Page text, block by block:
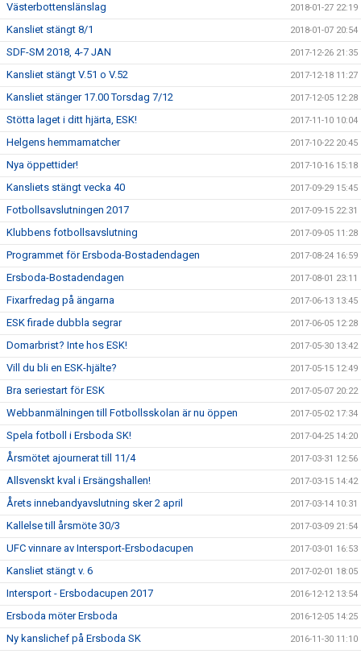
Västerbottenslänslag 2018-01-27 22:19
Kansliet stängt 8/1 2018-01-07 20:54
SDF-SM 2018, 4-7 JAN 2017-12-26 21:35
Kansliet stängt V.51 o V.52 2017-12-18 11:27
Kansliet stänger 17.00 Torsdag 7/12 2017-12-05 12:28
Stötta laget i ditt hjärta, ESK! 2017-11-10 10:04
Helgens hemmamatcher 2017-10-22 20:45
Nya öppettider! 2017-10-16 15:18
Kansliets stängt vecka 40 2017-09-29 15:45
Fotbollsavslutningen 2017 2017-09-15 22:31
Klubbens fotbollsavslutning 2017-09-05 11:28
Programmet för Ersboda-Bostadendagen 2017-08-24 16:59
Ersboda-Bostadendagen 2017-08-01 23:11
Fixarfredag på ängarna 2017-06-13 13:45
ESK firade dubbla segrar 2017-06-05 12:28
Domarbrist? Inte hos ESK! 2017-05-30 13:42
Vill du bli en ESK-hjälte? 2017-05-15 12:49
Bra seriestart för ESK 2017-05-07 20:22
Webbanmälningen till Fotbollsskolan är nu öppen 2017-05-02 17:34
Spela fotboll i Ersboda SK! 2017-04-25 14:20
Årsmötet ajournerat till 11/4 2017-03-31 12:56
Allsvenskt kval i Ersängshallen! 2017-03-15 14:42
Årets innebandyavslutning sker 2 april 2017-03-14 10:31
Kallelse till årsmöte 30/3 2017-03-09 21:54
UFC vinnare av Intersport-Ersbodacupen 2017-03-01 16:53
Kansliet stängt v. 6 2017-02-01 18:05
Intersport - Ersbodacupen 2017 2016-12-12 13:54
Ersboda möter Ersboda 2016-12-05 14:25
Ny kanslichef på Ersboda SK 2016-11-30 11:10